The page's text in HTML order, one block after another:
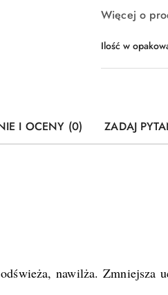
Więcej o
Ilość w
I OCENY (0) ZADAJ
nawilża. Zmniejsza